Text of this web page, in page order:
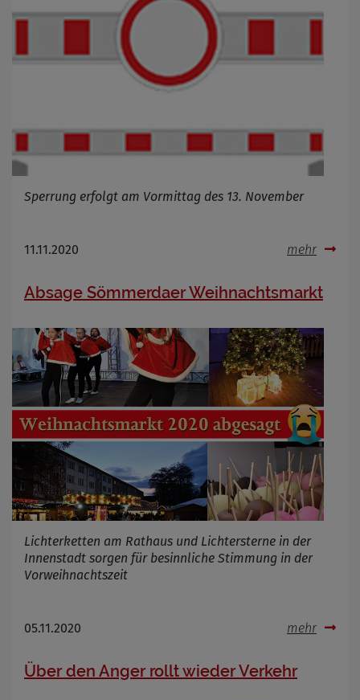
Sperrung erfolgt am Vormittag des 13. November
11.11.2020 mehr
Absage Sömmerdaer Weihnachtsmarkt
Lichterketten am Rathaus und Lichtersterne in der
Innenstadt sorgen für besinnliche Stimmung in der
Vorweihnachtszeit
05.11.2020 mehr
Über den Anger rollt wieder Verkehr